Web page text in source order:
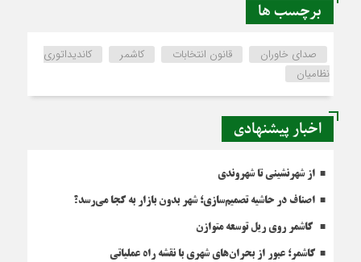
برچسب ها
صدای خاوران قانون انتخابات کاشمر
کاندیداتوری
نظامیان
اخبار پیشنهادی
از شهرنشینی تا شهروندی
اصناف در حاشیه تصمیم‌سازی؛ شهر بدون بازار به کجا می‌رسد؟
کاشمر روی ریل توسعه متوازن
کاشمر؛ عبور از بحران‌های شهری با نقشه راه عملیاتی